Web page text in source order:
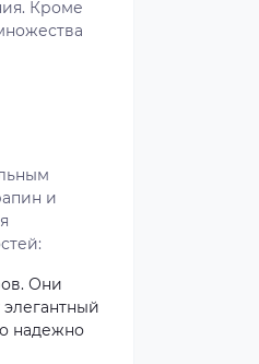
Кроме
и
Они
надежно